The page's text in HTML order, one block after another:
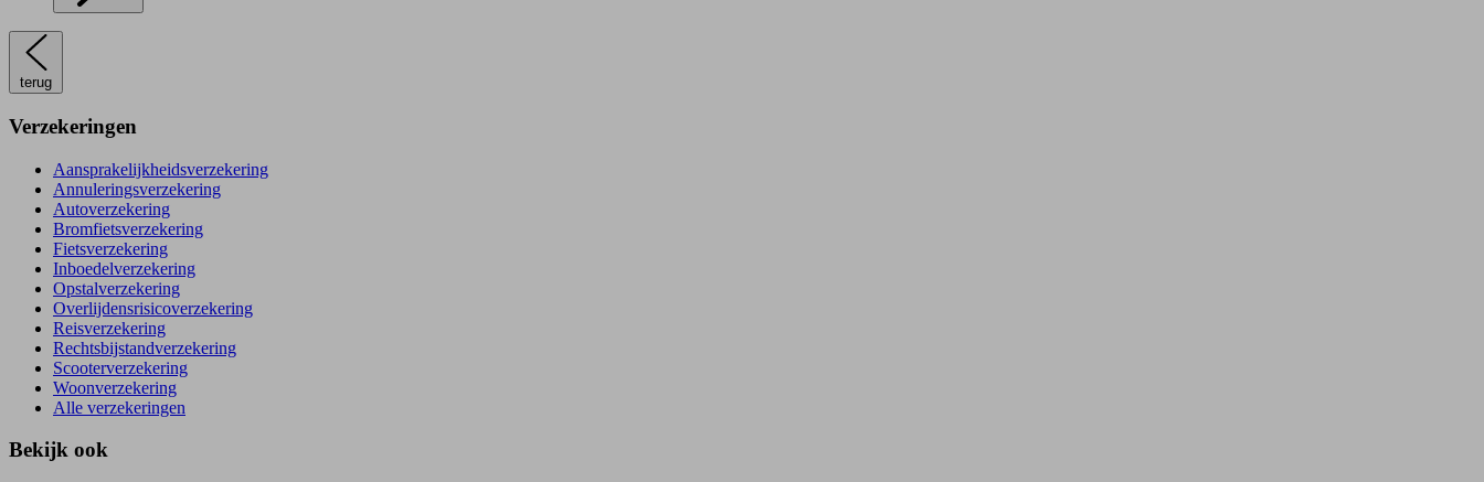
terug
Verzekeringen
Aansprakelijkheidsverzekering
Annuleringsverzekering
Autoverzekering
Bromfietsverzekering
Fietsverzekering
Inboedelverzekering
Opstalverzekering
Overlijdensrisicoverzekering
Reisverzekering
Rechtsbijstandverzekering
Scooterverzekering
Woonverzekering
Alle verzekeringen
Bekijk ook